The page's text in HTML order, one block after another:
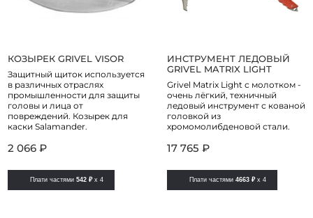
КОЗЫРЕК GRIVEL VISOR
Защитный щиток используется
в различных отраслях
промышленности для защиты
головы и лица от
повреждений. Козырек для
каски Salamander.
2 066 ₽
Плати частями542 ₽ x 4
ИНСТРУМЕНТ ЛЕДОВЫЙ
GRIVEL MATRIX LIGHT
Grivel Matrix Light с молотком -
очень лёгкий, техничный
ледовый инструмент с кованой
головкой из
хромомолибденовой стали.
17 765 ₽
Плати частями 4663 ₽ x 4